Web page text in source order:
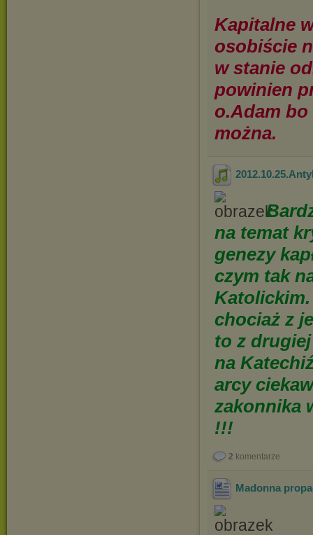
Kapitalne
osobiście
w stanie
powinien
o.Adam
można.
na temat
genezy
czym tak
Katolickim.
chociaż z
to z
na
arcy
zakonnika
!!!
2 komentarze
Madonna